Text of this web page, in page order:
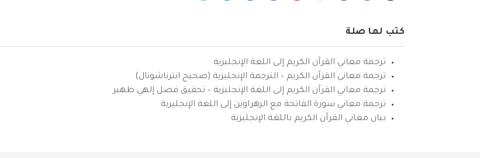
كتب لها صلة
ترجمة معاني القرآن الكريم إلى اللغة الإنجليزية
ترجمة معاني القرآن الكريم – الترجمة الإنجليزية (صحيح انترناشونال)
ترجمة معاني القرآن الكريم إلى اللغة الإنجليزية – تحقيق فضل إلهي ظهير
ترجمة معاني سورة الفاتحة مع الزهراوين إلى اللغة الإنجليزية
بيان معاني القرآن الكريم باللغة الإنجليزية